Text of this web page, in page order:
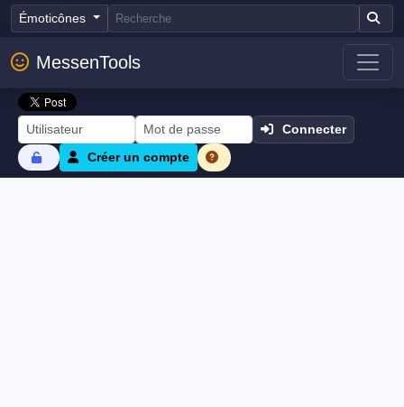
Émoticônes
MessenTools
Connecter
Créer un compte